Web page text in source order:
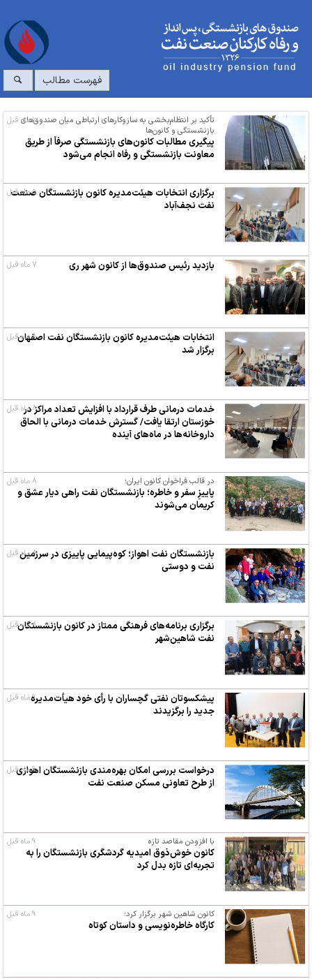
فهرست مطالب
تأکید بر انتظام‌بخشی به سازوکارهای ارتباطی میان صندوق‌های
بازنشستگی و کانون‌ها
پیگیری مطالبات کانون‌های بازنشستگی صرفاً از طریق
معاونت بازنشستگی و رفاه انجام می‌شود
۱ ماه قبل
برگزاری انتخابات هیئت‌مدیره کانون بازنشستگان صنعت
نفت نجف‌آباد
۵ ماه قبل
بازدید رئیس صندوق‌ها از کانون شهر ری ۷ ماه قبل
انتخابات هیئت‌مدیره کانون بازنشستگان نفت اصفهان
برگزار شد
۸ ماه قبل
خدمات درمانی طرف قرارداد با افزایش تعداد مراکز در
خوزستان ارتقا یافت/ گسترش خدمات درمانی با الحاق
داروخانه‌ها در ماه‌های آینده
۸ ماه قبل
در قالب فراخوان کانون ایران؛
پاییزِ سفر و خاطره؛ بازنشستگان نفت راهی دیار عشق و
کریمان می‌شوند
۸ ماه قبل
بازنشستگان نفت اهواز؛ کوه‌پیمایی پاییزی در سرزمین
نفت و دوستی
۸ ماه قبل
برگزاری برنامه‌های فرهنگی ممتاز در کانون بازنشستگان
نفت شاهین‌شهر
۸ ماه قبل
پیشکسوتان نفتی گچساران با رأی خود هیأت‌مدیره
جدید را برگزیدند
۹ ماه قبل
درخواست بررسی امکان بهره‌مندی بازنشستگان اهوازی
از طرح تعاونی مسکن صنعت نفت
۹ ماه قبل
با افزودن مقاصد تازه
کانون خوش‌ذوق امیدیه گردشگری بازنشستگان را به
تجربه‌ای تازه بدل کرد
۹ ماه قبل
کانون شاهین شهر برگزار کرد؛
کارگاه خاطره‌نویسی و داستان کوتاه
۹ ماه قبل